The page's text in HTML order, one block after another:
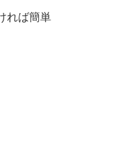
れば簡単